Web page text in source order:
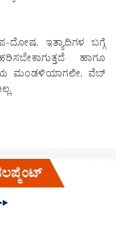
ದೋಷ, ಇತ್ಯಾದಿಗಳ ಬಗ್ಗೆ
ಹಾಗೂ
ಮಂಡಳಿಯಾಗಲೀ, ವೆಬ್